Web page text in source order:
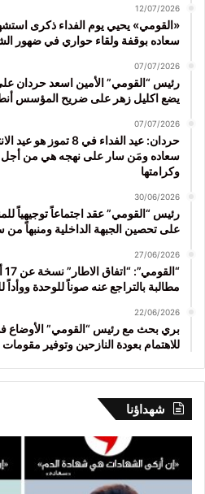
12/07/2026
«القومي» يحيي يوم الفداء ذكرى
سعاده بوقفة ولقاء حواري في ضهور
07/07/2026
رئيس “القومي” الأمين اسعد حردان
يضع اكليل زهر على ضريح المؤسس
07/07/2026
حردان: عيد الفداء في 8
سعاده ومَن سار على نهجه هي من أجل
وكرامتها
30/06/2026
رئيس “القومي” عقد اجتماعاً توجيهياً
على تحصين الجبهة الداخلية ومنبهاً من
27/06/2026
مطالبة بالتراجع عنه صوناً للوحدة ووأداً
22/06/2026
بري بحث مع رئيس “القومي” الأوضاع
للاهتمام بعودة النازحين وتوفير
شهداؤنا